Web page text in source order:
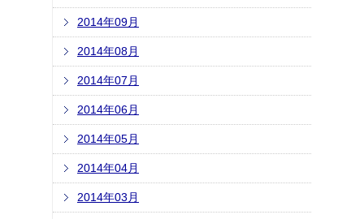
2014年09月
2014年08月
2014年07月
2014年06月
2014年05月
2014年04月
2014年03月